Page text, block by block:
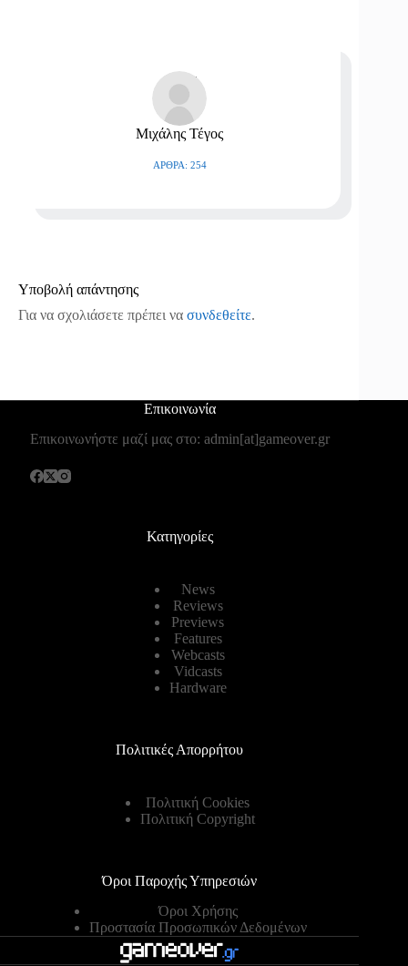
Μιχάλης Τέγος
ΆΡΘΡΑ: 254
Υποβολή απάντησης
Για να σχολιάσετε πρέπει να συνδεθείτε.
Επικοινωνία
Επικοινωνήστε μαζί μας στο: admin[at]gameover.gr
Κατηγορίες
News
Reviews
Previews
Features
Webcasts
Vidcasts
Hardware
Πολιτικές Απορρήτου
Πολιτική Cookies
Πολιτική Copyright
Όροι Παροχής Υπηρεσιών
Όροι Χρήσης
Προστασία Προσωπικών Δεδομένων